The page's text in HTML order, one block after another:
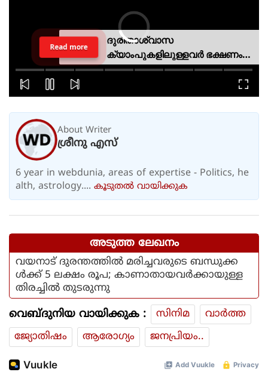
ദുരിതാശ്വാസ
Read more
About Writer
ശ്രീനു എസ്
6 year in webdunia, areas of expertise - Politics, he
alth, astrology.... കൂടുതല്‍ വായിക്കുക
അടുത്ത ലേഖനം
വയനാട് ദുരന്തത്തില്‍ മരിച്ചവരുടെ ബന്ധുക്ക
ള്‍ക്ക് 5 ലക്ഷം രൂപ; കാണാതായവര്‍ക്കായുള്ള
തിരച്ചില്‍ തുടരുന്നു
വെബ്ദുനിയ വായിക്കുക : സിനിമ
വാര്‍ത്ത
ജ്യോതിഷം
ആരോഗ്യം ജനപ്രിയം..